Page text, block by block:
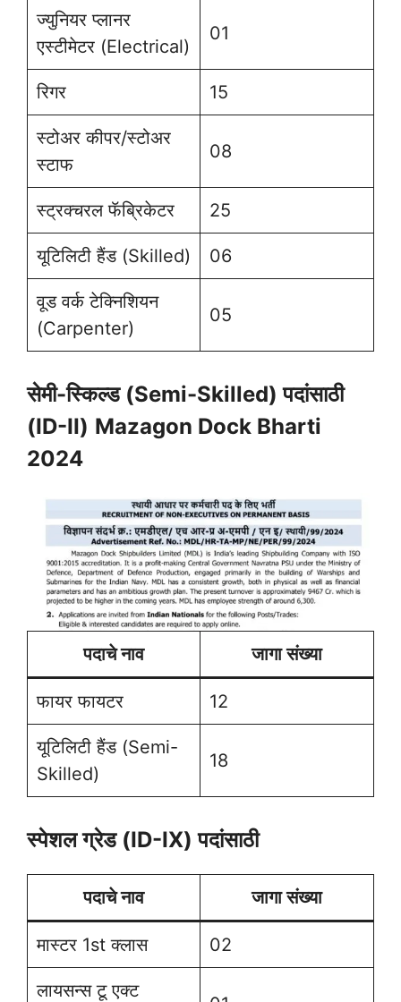
ज्युनियर प्लानर
एस्टीमेटर (Electrical)
01
रिगर 15
स्टोअर कीपर/स्टोअर
स्टाफ
08
स्ट्रक्चरल फॅब्रिकेटर 25
यूटिलिटी हैंड (Skilled) 06
वूड वर्क टेक्निशियन
(Carpenter)
05
सेमी-स्किल्ड (Semi-Skilled) पदांसाठी
(ID-II) Mazagon Dock Bharti
2024
पदाचे नाव जागा संख्या
फायर फायटर 12
यूटिलिटी हैंड (Semi-
Skilled)
18
स्पेशल ग्रेड (ID-IX) पदांसाठी
पदाचे नाव जागा संख्या
मास्टर 1st क्लास 02
लायसन्स टू एक्ट